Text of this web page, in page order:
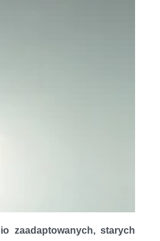
zaadaptowanych, starych